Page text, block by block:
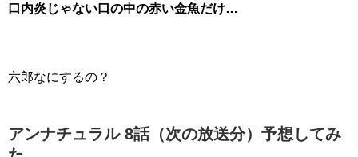
口内炎じゃない口の中の赤い金魚だけ…
六郎なにするの？
アンナチュラル 8話（次の放送分）予想してみ